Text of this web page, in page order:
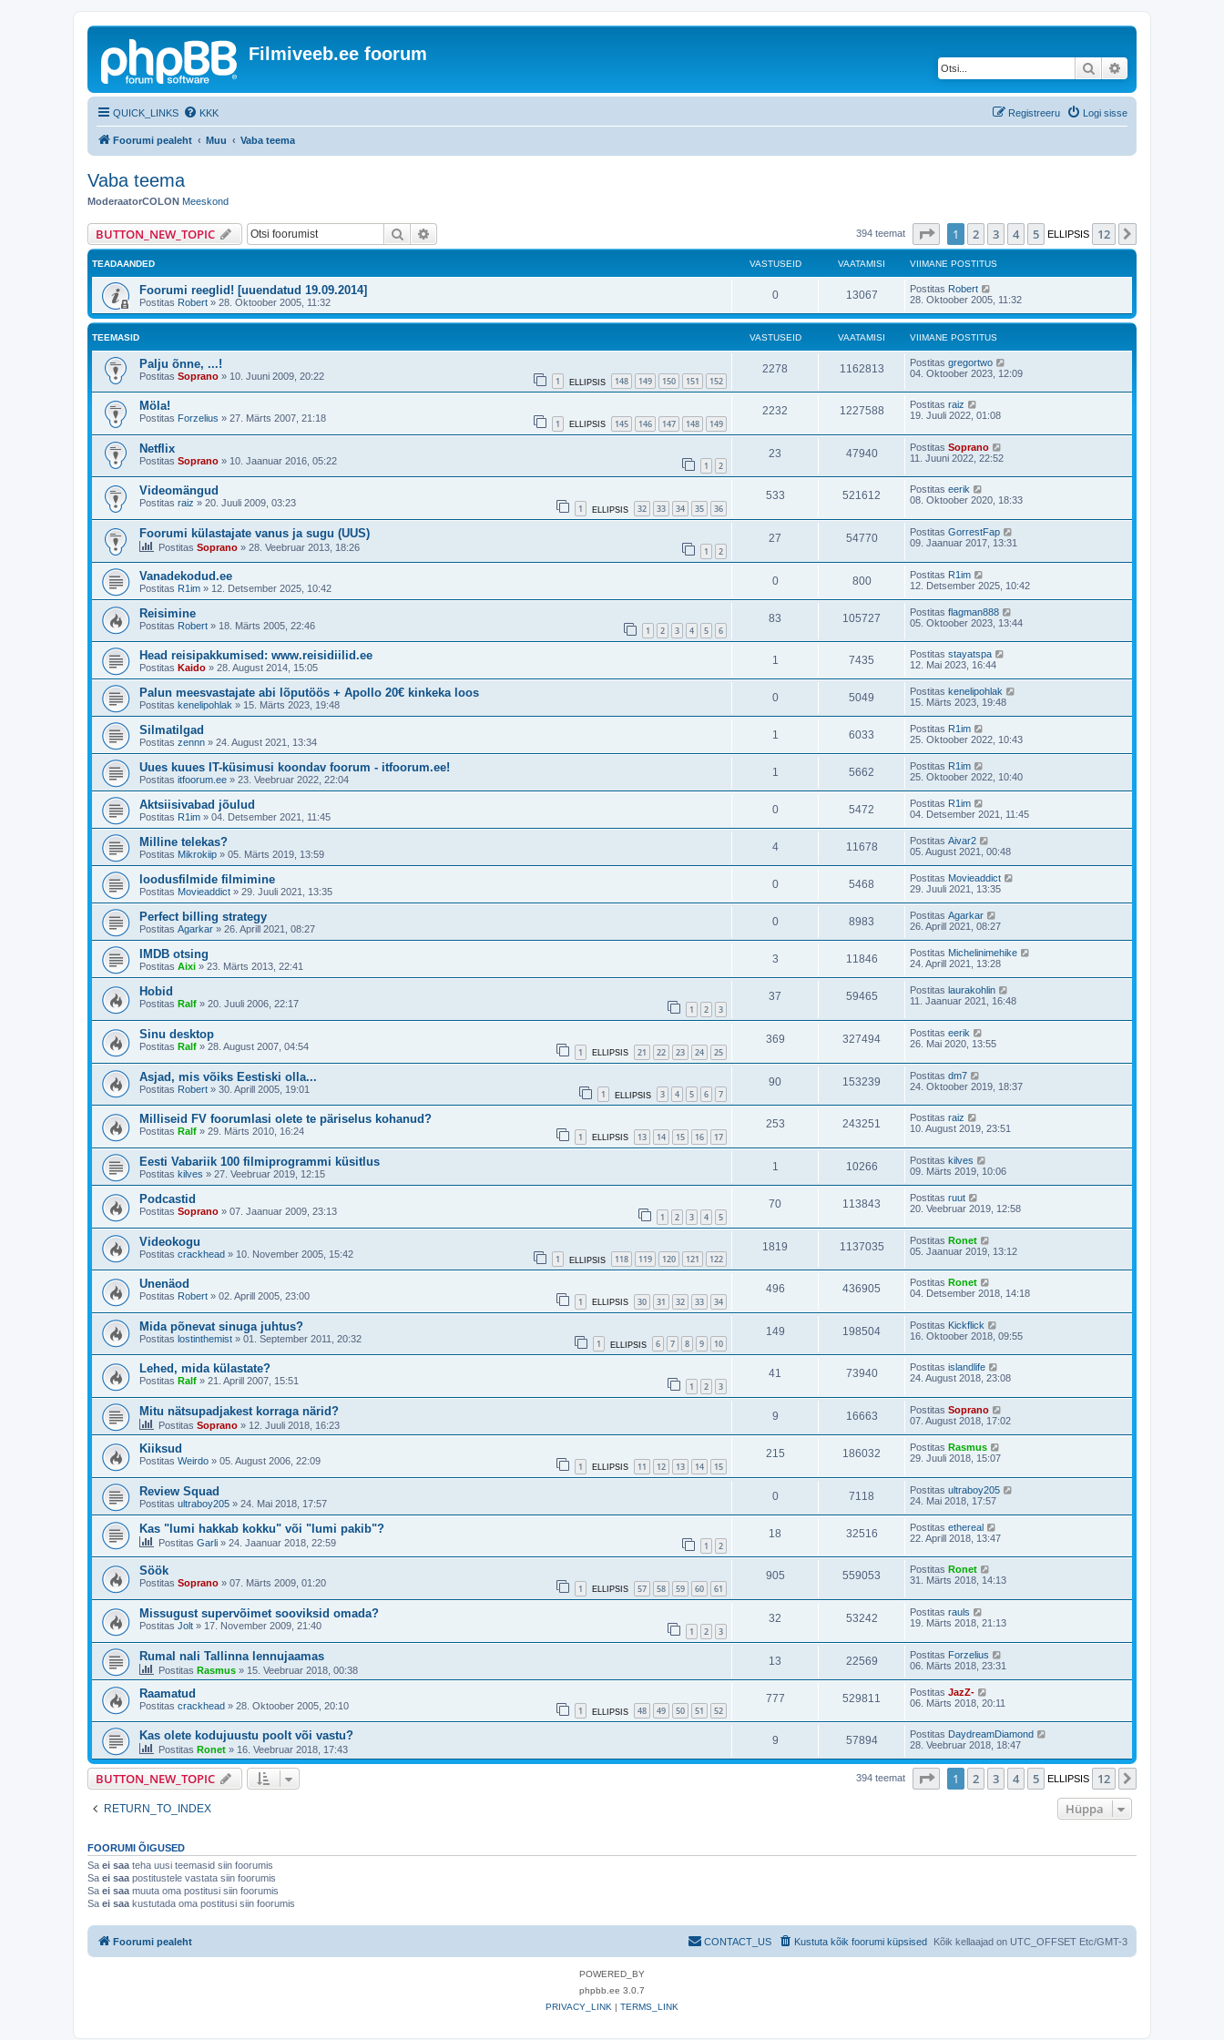
Filmiveeb.ee foorum
Otsi
QUICK_LINKS KKK Logi sisse
Registreeru
Foorumi pealeht Muu Vaba teema
Vaba teema
ModeraatorCOLON Meeskond
BUTTON_NEW_TOPIC Otsi 394 teemat . leht 12 -st
1 2 3 4 5 ELLIPSIS 12
TEADAANDED VASTUSEID VAATAMISI VIIMANE POSTITUS
Foorumi reeglid! [uuendatud 19.09.2014]
Postitas Robert » 28. Oktoober 2005, 11:32
0 13067 Postitas Robert
28. Oktoober 2005, 11:32
TEEMASID VASTUSEID VAATAMISI VIIMANE POSTITUS
Palju õnne, ...!
Postitas Soprano » 10. Juuni 2009, 20:22 1 ELLIPSIS 148 149 150 151 152
2278 1162813 Postitas gregortwo
04. Oktoober 2023, 12:09
Möla!
Postitas Forzelius » 27. Märts 2007, 21:18 1 ELLIPSIS 145 146 147 148 149
2232 1227588 Postitas raiz
19. Juuli 2022, 01:08
Netflix
Postitas Soprano » 10. Jaanuar 2016, 05:22 1 2
23 47940 Postitas Soprano
11. Juuni 2022, 22:52
Videomängud
Postitas raiz » 20. Juuli 2009, 03:23 1 ELLIPSIS 32 33 34 35 36
533 521612 Postitas eerik
08. Oktoober 2020, 18:33
Foorumi külastajate vanus ja sugu (UUS)
Postitas Soprano » 28. Veebruar 2013, 18:26 1 2
27 54770 Postitas GorrestFap
09. Jaanuar 2017, 13:31
Vanadekodud.ee
Postitas R1im » 12. Detsember 2025, 10:42
0 800 Postitas R1im
12. Detsember 2025, 10:42
Reisimine
Postitas Robert » 18. Märts 2005, 22:46 1 2 3 4 5 6
83 105727 Postitas flagman888
05. Oktoober 2023, 13:44
Head reisipakkumised: www.reisidiilid.ee
Postitas Kaido » 28. August 2014, 15:05
1 7435 Postitas stayatspa
12. Mai 2023, 16:44
Palun meesvastajate abi lõputöös + Apollo 20€ kinkeka loos
Postitas kenelipohlak » 15. Märts 2023, 19:48
0 5049 Postitas kenelipohlak
15. Märts 2023, 19:48
Silmatilgad
Postitas zennn » 24. August 2021, 13:34
1 6033 Postitas R1im
25. Oktoober 2022, 10:43
Uues kuues IT-küsimusi koondav foorum - itfoorum.ee!
Postitas itfoorum.ee » 23. Veebruar 2022, 22:04
1 5662 Postitas R1im
25. Oktoober 2022, 10:40
Aktsiisivabad jõulud
Postitas R1im » 04. Detsember 2021, 11:45
0 5472 Postitas R1im
04. Detsember 2021, 11:45
Milline telekas?
Postitas Mikrokiip » 05. Märts 2019, 13:59
4 11678 Postitas Aivar2
05. August 2021, 00:48
loodusfilmide filmimine
Postitas Movieaddict » 29. Juuli 2021, 13:35
0 5468 Postitas Movieaddict
29. Juuli 2021, 13:35
Perfect billing strategy
Postitas Agarkar » 26. Aprill 2021, 08:27
0 8983 Postitas Agarkar
26. Aprill 2021, 08:27
IMDB otsing
Postitas Aixi » 23. Märts 2013, 22:41
3 11846 Postitas Michelinimehike
24. Aprill 2021, 13:28
Hobid
Postitas Ralf » 20. Juuli 2006, 22:17 1 2 3
37 59465 Postitas laurakohlin
11. Jaanuar 2021, 16:48
Sinu desktop
Postitas Ralf » 28. August 2007, 04:54 1 ELLIPSIS 21 22 23 24 25
369 327494 Postitas eerik
26. Mai 2020, 13:55
Asjad, mis võiks Eestiski olla...
Postitas Robert » 30. Aprill 2005, 19:01 1 ELLIPSIS 3 4 5 6 7
90 153239 Postitas dm7
24. Oktoober 2019, 18:37
Milliseid FV foorumlasi olete te päriselus kohanud?
Postitas Ralf » 29. Märts 2010, 16:24 1 ELLIPSIS 13 14 15 16 17
253 243251 Postitas raiz
10. August 2019, 23:51
Eesti Vabariik 100 filmiprogrammi küsitlus
Postitas kilves » 27. Veebruar 2019, 12:15
1 10266 Postitas kilves
09. Märts 2019, 10:06
Podcastid
Postitas Soprano » 07. Jaanuar 2009, 23:13 1 2 3 4 5
70 113843 Postitas ruut
20. Veebruar 2019, 12:58
Videokogu
Postitas crackhead » 10. November 2005, 15:42 1 ELLIPSIS 118 119 120 121 122
1819 1137035 Postitas Ronet
05. Jaanuar 2019, 13:12
Unenäod
Postitas Robert » 02. Aprill 2005, 23:00 1 ELLIPSIS 30 31 32 33 34
496 436905 Postitas Ronet
04. Detsember 2018, 14:18
Mida põnevat sinuga juhtus?
Postitas lostinthemist » 01. September 2011, 20:32 1 ELLIPSIS 6 7 8 9 10
149 198504 Postitas Kickflick
16. Oktoober 2018, 09:55
Lehed, mida külastate?
Postitas Ralf » 21. Aprill 2007, 15:51 1 2 3
41 73940 Postitas islandlife
24. August 2018, 23:08
Mitu nätsupadjakest korraga närid?
Postitas Soprano » 12. Juuli 2018, 16:23
9 16663 Postitas Soprano
07. August 2018, 17:02
Kiiksud
Postitas Weirdo » 05. August 2006, 22:09 1 ELLIPSIS 11 12 13 14 15
215 186032 Postitas Rasmus
29. Juuli 2018, 15:07
Review Squad
Postitas ultraboy205 » 24. Mai 2018, 17:57
0 7118 Postitas ultraboy205
24. Mai 2018, 17:57
Kas "lumi hakkab kokku" või "lumi pakib"?
Postitas Garli » 24. Jaanuar 2018, 22:59 1 2
18 32516 Postitas ethereal
22. Aprill 2018, 13:47
Söök
Postitas Soprano » 07. Märts 2009, 01:20 1 ELLIPSIS 57 58 59 60 61
905 559053 Postitas Ronet
31. Märts 2018, 14:13
Missugust supervõimet sooviksid omada?
Postitas Jolt » 17. November 2009, 21:40 1 2 3
32 53242 Postitas rauls
19. Märts 2018, 21:13
Rumal nali Tallinna lennujaamas
Postitas Rasmus » 15. Veebruar 2018, 00:38
13 22569 Postitas Forzelius
06. Märts 2018, 23:31
Raamatud
Postitas crackhead » 28. Oktoober 2005, 20:10 1 ELLIPSIS 48 49 50 51 52
777 529811 Postitas JazZ-
06. Märts 2018, 20:11
Kas olete kodujuustu poolt või vastu?
Postitas Ronet » 16. Veebruar 2018, 17:43
9 57894 Postitas DaydreamDiamond
28. Veebruar 2018, 18:47
BUTTON_NEW_TOPIC 394 teemat . leht 12 -st
1 2 3 4 5 ELLIPSIS 12
RETURN_TO_INDEX Hüppa
FOORUMI ÕIGUSED
Sa ei saa teha uusi teemasid siin foorumis
Sa ei saa postitustele vastata siin foorumis
Sa ei saa muuta oma postitusi siin foorumis
Sa ei saa kustutada oma postitusi siin foorumis
Foorumi pealeht Kõik kellaajad on UTC_OFFSET Etc/GMT-3
Kustuta kõik foorumi küpsised
CONTACT_US
POWERED_BY
phpbb.ee 3.0.7
PRIVACY_LINK | TERMS_LINK